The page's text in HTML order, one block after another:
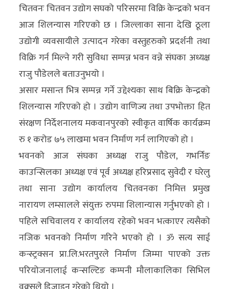
रोचक
अन्य
क्लिक
खबर
विशेष
राशिफल
फोटो
ग्यालरी
भिडियो
चितवनः चितवन उद्योग सघको परिसरमा विक्रि केन्द्रको भवन
आज शिलन्यास गरिएको छ । जिल्लाका साना देखि ठूला
उद्योगी व्यवसायीले उत्पादन गरेका वस्तुहरुको प्रदर्शनी तथा
विक्रि गर्न मिल्ने गरी सुविधा सम्पन्न भवन वन्ने संघका अध्यक्ष
राजु पौडेलले बताउनुभयो ।
असार मसान्त भित्र सम्पन्न गर्ने उद्देश्यका साथ बिक्रि केन्द्रको
शिलन्यास गरिएको हो । उद्योग वाणिज्य तथा उपभोक्ता हित
संरक्षण निर्देशनालय मकवानपुरको स्वीकृत वार्षिक कार्यक्रम
रु १ करोड ७५ लाखमा भवन निर्माण गर्न लागिएको हो ।
भवनको आज संघका अध्यक्ष राजु पौडेल, गभर्निङ
काउन्सिलका अध्यक्ष एवं पूर्व अध्यक्ष हरिप्रसाद सुवेदी र घरेलु
तथा साना उद्योग कार्यालय चितवनका निमित्त प्रमुख
नारायण लम्सालले संयुक्त रुपमा शिलान्यास गर्नुभएको हो ।
पहिले सचिवालय र कार्यालय रहेको भवन भत्काएर त्यसैको
नजिक भवनको निर्माण गरिने भएको हो । ॐ सत्य साई
कन्स्ट्रक्सन प्रा.लि.भरतपुरले निर्माण जिम्मा पाएको उक्त
परियोजनालाई कन्सल्टिङ कम्पनी मौलाकालिका सिभिल